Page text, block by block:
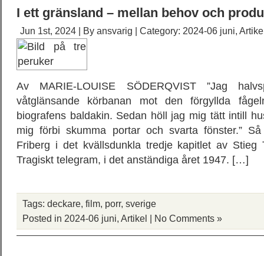
I ett gränsland – mellan behov och
Jun 1st, 2024 | By ansvarig | Category: 2024-06 juni,
Av MARIE-LOUISE SÖDERQVIST ”Jag
våtglänsande körbanan mot den förgyllda
biografens baldakin. Sedan höll jag mig tätt intill
mig förbi skumma portar och svarta fönster.”
Friberg i det kvällsdunkla tredje kapitlet av Stieg
Tragiskt telegram, i det anständiga året 1947. […]
Tags: deckare, film, porr, sverige
Posted in 2024-06 juni, Artikel | No Comments »